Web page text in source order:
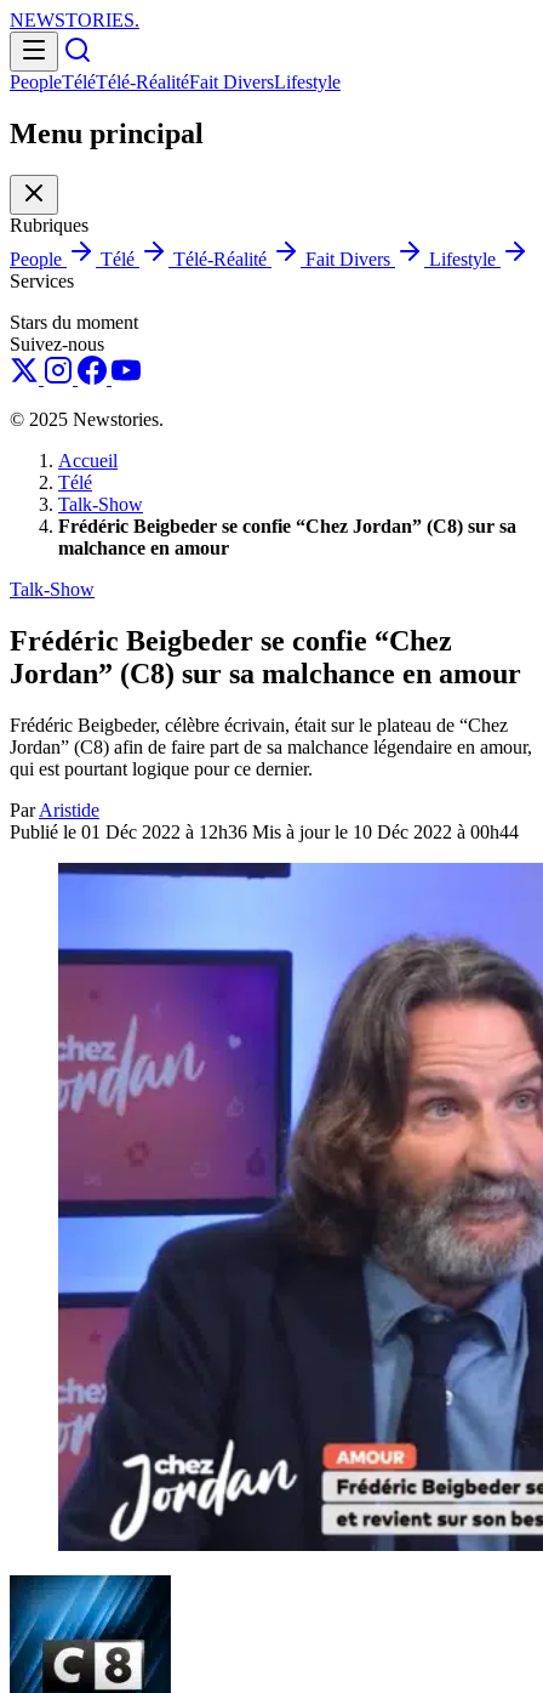
NEWSTORIES.
PeopleTéléTélé-RéalitéFait DiversLifestyle
Menu principal
Rubriques
People
Télé Télé-Réalité Fait Divers
Lifestyle
Services
Stars du moment
Suivez-nous
© 2025 Newstories.
Accueil
Télé
Talk-Show
Frédéric Beigbeder se confie “Chez Jordan” (C8) sur sa
malchance en amour
Talk-Show
Frédéric Beigbeder se confie “Chez
Jordan” (C8) sur sa malchance en amour
Frédéric Beigbeder, célèbre écrivain, était sur le plateau de “Chez
Jordan” (C8) afin de faire part de sa malchance légendaire en amour,
qui est pourtant logique pour ce dernier.
ParAristide
Publié le 01 Déc 2022 à 12h36 Mis à jour le 10 Déc 2022 à 00h44